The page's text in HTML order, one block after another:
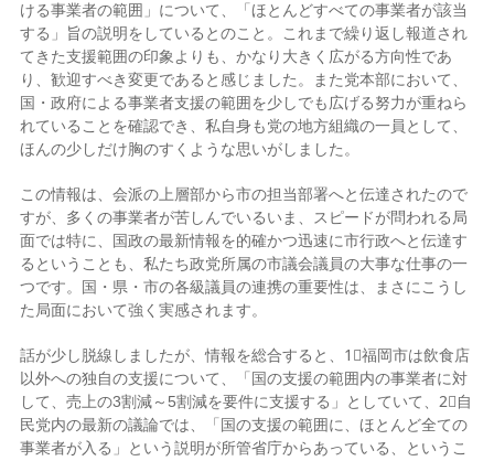
ける事業者の範囲」について、「ほとんどすべての事業者が該当
する」旨の説明をしているとのこと。これまで繰り返し報道され
てきた支援範囲の印象よりも、かなり大きく広がる方向性であ
り、歓迎すべき変更であると感じました。また党本部において、
国・政府による事業者支援の範囲を少しでも広げる努力が重ねら
れていることを確認でき、私自身も党の地方組織の一員として、
ほんの少しだけ胸のすくような思いがしました。
この情報は、会派の上層部から市の担当部署へと伝達されたので
すが、多くの事業者が苦しんでいるいま、スピードが問われる局
面では特に、国政の最新情報を的確かつ迅速に市行政へと伝達す
るということも、私たち政党所属の市議会議員の大事な仕事の一
つです。国・県・市の各級議員の連携の重要性は、まさにこうし
た局面において強く実感されます。
話が少し脱線しましたが、情報を総合すると、1⃣福岡市は飲食店
以外への独自の支援について、「国の支援の範囲内の事業者に対
して、売上の3割減～5割減を要件に支援する」としていて、2⃣自
民党内の最新の議論では、「国の支援の範囲に、ほとんど全ての
事業者が入る」という説明が所管省庁からあっている、というこ